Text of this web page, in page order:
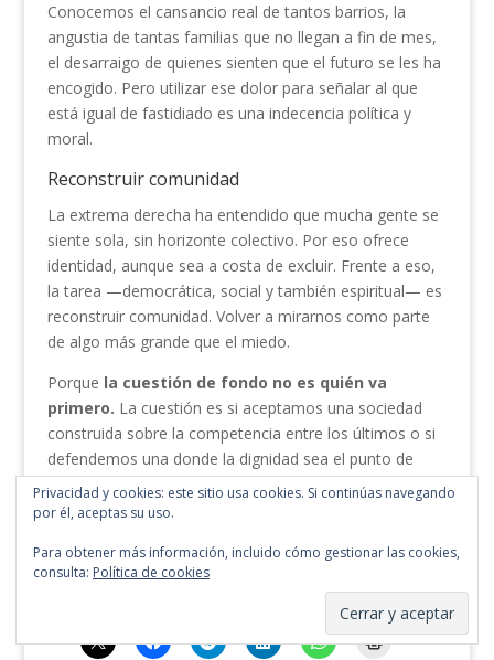
Conocemos el cansancio real de tantos barrios, la
angustia de tantas familias que no llegan a fin de mes,
el desarraigo de quienes sienten que el futuro se les ha
encogido. Pero utilizar ese dolor para señalar al que
está igual de fastidiado es una indecencia política y
moral.
Reconstruir comunidad
La extrema derecha ha entendido que mucha gente se
siente sola, sin horizonte colectivo. Por eso ofrece
identidad, aunque sea a costa de excluir. Frente a eso,
la tarea —democrática, social y también espiritual— es
reconstruir comunidad. Volver a mirarnos como parte
de algo más grande que el miedo.
Porque la cuestión de fondo no es quién va
primero. La cuestión es si aceptamos una sociedad
construida sobre la competencia entre los últimos o si
defendemos una donde la dignidad sea el punto de
partida, no el premio final. La prioridad, por tanto, no
puede ser nacional. La prioridad, si queremos seguir
Privacidad y cookies: este sitio usa cookies. Si continúas navegando
por él, aceptas su uso.
Para obtener más información, incluido cómo gestionar las cookies,
consulta: Política de cookies